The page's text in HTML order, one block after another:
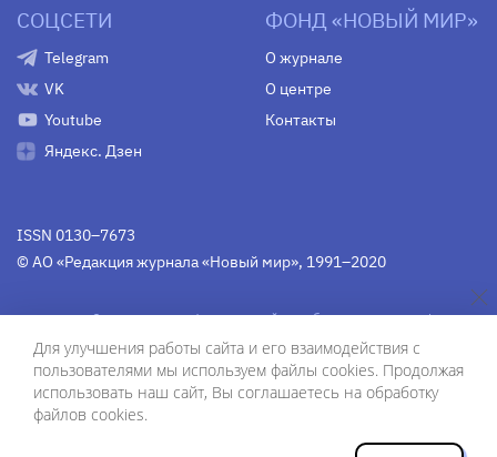
СОЦСЕТИ
Telegram
VK
Youtube
Яндекс. Дзен
ФОНД «НОВЫЙ МИР»
О журнале
О центре
Контакты
ISSN 0130–7673
© АО «Редакция журнала «Новый мир», 1991–2020
Свидетельство Федеральной службы по надзору в сфере
коммуникаций средства массовой информации
(Роскомнадзор)ПИ № Фс 77-75754 от 13 июня 2019 г.
Для улучшения работы сайта и его взаимодействия с
пользователями мы используем файлы cookies. Продолжая
использовать наш сайт, Вы соглашаетесь на обработку
файлов cookies.